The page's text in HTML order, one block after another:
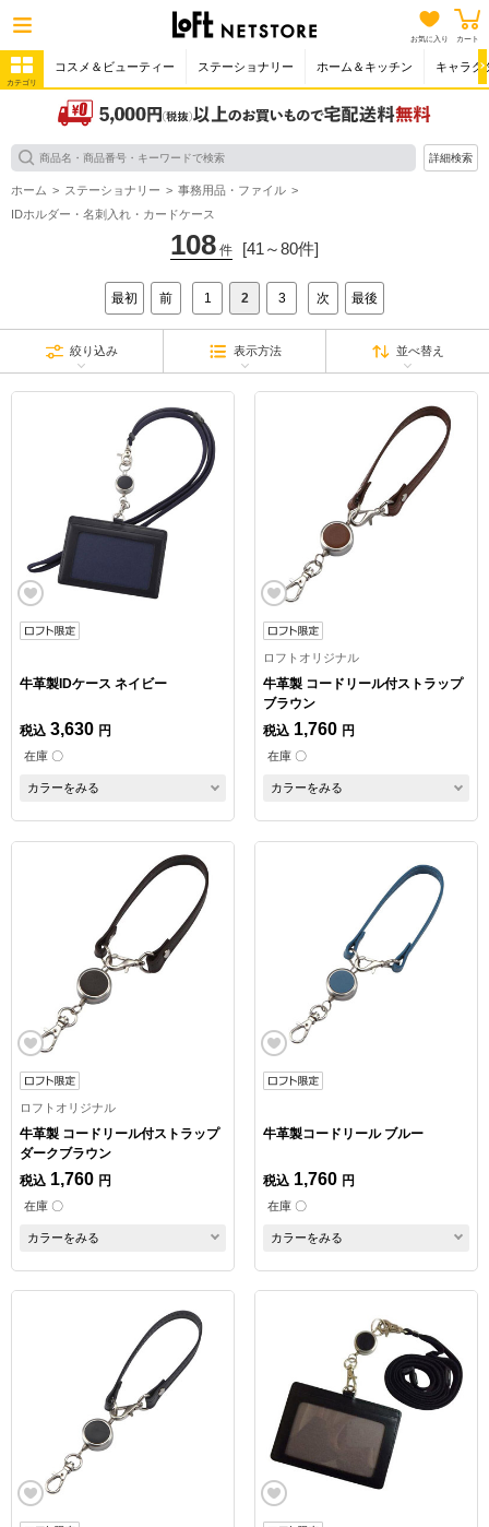
お気に入り カート
カテゴリ
コスメ＆ビューティー ステーショナリー ホーム＆キッチン キャラク
詳細検索
ホーム ステーショナリー
事務用品・ファイル
IDホルダー・名刺入れ・カードケース
108 件 [41～80件]
最初 前 1 2 3 次 最後
絞り込み 表示方法 並べ替え
牛革製IDケース ネイビー
税込 3,630 円
在庫 〇
カラーをみる
ロフトオリジナル
牛革製 コードリール付ストラップ
ブラウン
税込 1,760 円
在庫 〇
カラーをみる
ロフトオリジナル
牛革製 コードリール付ストラップ
ダークブラウン
税込 1,760 円
在庫 〇
カラーをみる
牛革製コードリール ブルー
税込 1,760 円
在庫 〇
カラーをみる